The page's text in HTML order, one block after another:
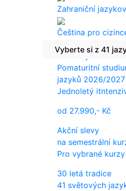
Zahraniční
Čeština pro
Překlady a
Vyberte si z 41
Pomaturitní
jazyků 2026/2027
Jednoletý
od 27.990,- Kč
Akční slevy
na semestrální
Pro vybrané
30 letá tradice
41 světových